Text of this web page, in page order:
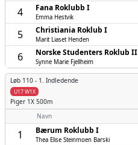
4 Fana Roklubb I
Emma Hestvik
5 Christiania Roklub I
Marit Liaset Henden
6 Norske Studenters Roklub II
Synne Marie Fjellheim
Løb 110 - 1. Indledende
U17 W1X
Piger 1X 500m
Navn
1 Bærum Roklubb I
Thea Elise Steinmoen Barski